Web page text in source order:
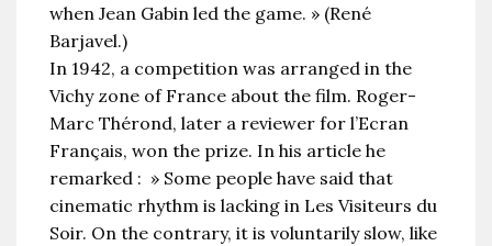
when Jean Gabin led the game. » (René
Barjavel.)
In 1942, a competition was arranged in the
Vichy zone of France about the film. Roger-
Marc Thérond, later a reviewer for l’Ecran
Français, won the prize. In his article he
remarked : » Some people have said that
cinematic rhythm is lacking in Les Visiteurs du
Soir. On the contrary, it is voluntarily slow, like